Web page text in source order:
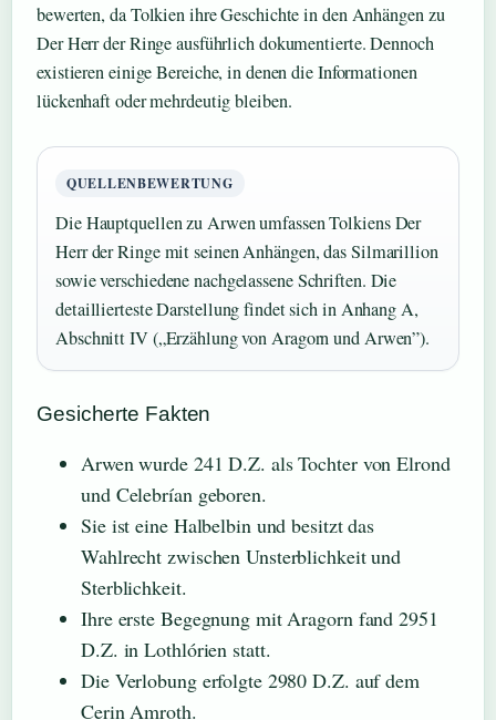
bewerten, da Tolkien ihre Geschichte in den Anhängen zu
Der Herr der Ringe ausführlich dokumentierte. Dennoch
existieren einige Bereiche, in denen die Informationen
lückenhaft oder mehrdeutig bleiben.
QUELLENBEWERTUNG
Die Hauptquellen zu Arwen umfassen Tolkiens Der
Herr der Ringe mit seinen Anhängen, das Silmarillion
sowie verschiedene nachgelassene Schriften. Die
detaillierteste Darstellung findet sich in Anhang A,
Abschnitt IV („Erzählung von Aragorn und Arwen”).
Gesicherte Fakten
Arwen wurde 241 D.Z. als Tochter von Elrond
und Celebrían geboren.
Sie ist eine Halbelbin und besitzt das
Wahlrecht zwischen Unsterblichkeit und
Sterblichkeit.
Ihre erste Begegnung mit Aragorn fand 2951
D.Z. in Lothlórien statt.
Die Verlobung erfolgte 2980 D.Z. auf dem
Cerin Amroth.